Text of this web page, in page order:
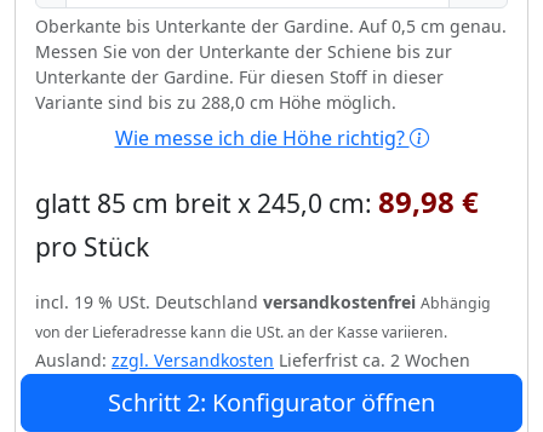
Oberkante bis Unterkante der Gardine. Auf 0,5 cm genau.
Messen Sie von der Unterkante der Schiene bis zur
Unterkante der Gardine. Für diesen Stoff in dieser
Variante sind bis zu 288,0 cm Höhe möglich.
Wie messe ich die Höhe richtig?
glatt 85 cm breit x 245,0 cm: 89,98 €
pro Stück
incl. 19 % USt. Deutschland versandkostenfrei Abhängig
von der Lieferadresse kann die USt. an der Kasse variieren.
Ausland: zzgl. Versandkosten Lieferfrist ca. 2 Wochen
Schritt 2: Konfigurator öffnen